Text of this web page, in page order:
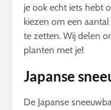
je ook echt iets hebt
kiezen om een
te zetten. Wij delen
planten met je!
Japanse
De Japanse